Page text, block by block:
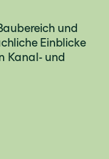
und
Einblicke
Kanal- und